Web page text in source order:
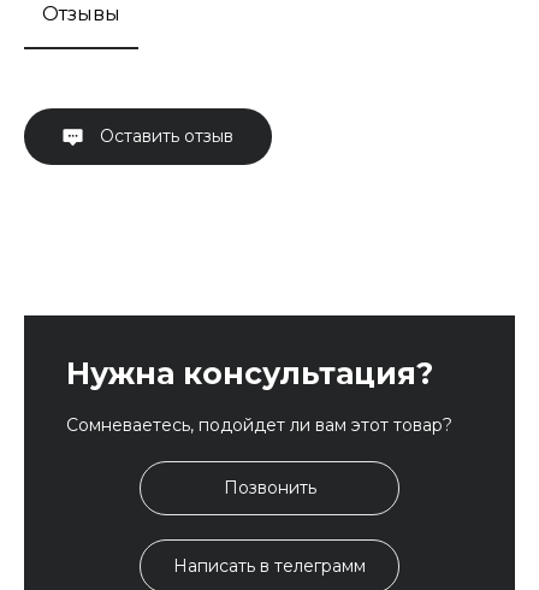
Отзывы
Оставить отзыв
Нужна консультация?
Сомневаетесь, подойдет ли вам этот товар?
Позвонить
Написать в телеграмм